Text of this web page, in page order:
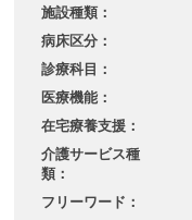
施設種類：
病床区分：
診療科目：
医療機能：
在宅療養支援：
介護サービス種
類：
フリーワード：